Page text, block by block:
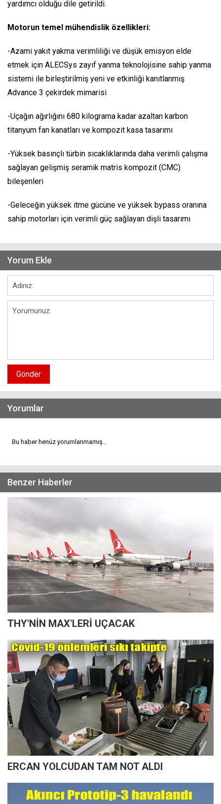
yardımcı olduğu dile getirildi.
Motorun temel mühendislik özellikleri:
-Azami yakıt yakma verimliliği ve düşük emisyon elde
etmek için ALECSys zayıf yanma teknolojisine sahip yanma
sistemi ile birleştirilmiş yeni ve etkinliği kanıtlanmış
Advance 3 çekirdek mimarisi
-Uçağın ağırlığını 680 kilograma kadar azaltan karbon
titanyum fan kanatları ve kompozit kasa tasarımı
-Yüksek basınçlı türbin sıcaklıklarında daha verimli çalışma
sağlayan gelişmiş seramik matris kompozit (CMC)
bileşenleri
-Geleceğin yüksek itme gücüne ve yüksek bypass oranına
sahip motorları için verimli güç sağlayan dişli tasarımı
Yorum Ekle
Gönder
Yorumlar
Bu haber henüz yorumlanmamış...
Benzer Haberler
THY'NİN MAX'LERİ UÇACAK
ERCAN YOLCUDAN TAM NOT ALDI